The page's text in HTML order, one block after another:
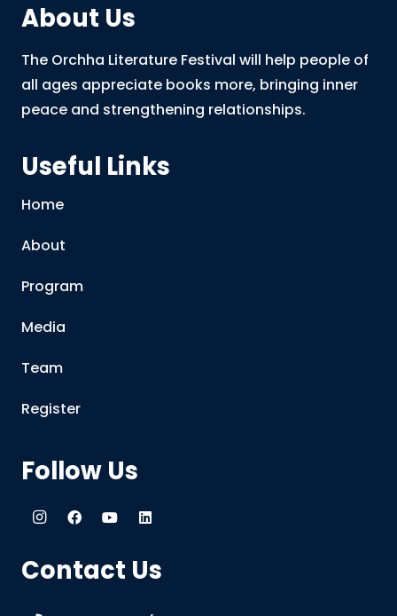
About Us
The Orchha Literature Festival will help people of
all ages appreciate books more, bringing inner
peace and strengthening relationships.
Useful Links
Home
About
Program
Media
Team
Register
Follow Us
Contact Us